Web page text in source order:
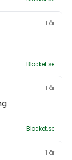
1 år
Blocket.se
1 år
Blocket.se
1 år